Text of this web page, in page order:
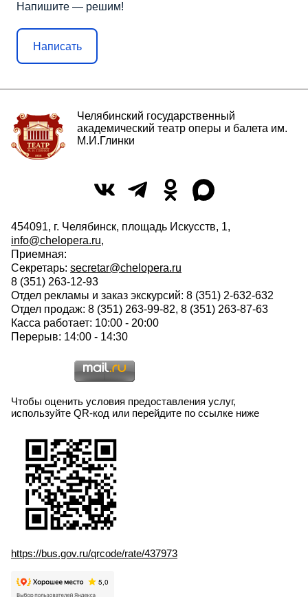
Напишите — решим!
Написать
Челябинский государственный
академический театр оперы и балета им.
М.И.Глинки
454091, г. Челябинск, площадь Искусств, 1,
info@chelopera.ru,
Приемная:
Секретарь: secretar@chelopera.ru
8 (351) 263-12-93
Отдел рекламы и заказ экскурсий: 8 (351) 2-632-632
Отдел продаж: 8 (351) 263-99-82, 8 (351) 263-87-63
Касса работает: 10:00 - 20:00
Перерыв: 14:00 - 14:30
Чтобы оценить условия предоставления услуг,
используйте QR-код или перейдите по ссылке ниже
https://bus.gov.ru/qrcode/rate/437973